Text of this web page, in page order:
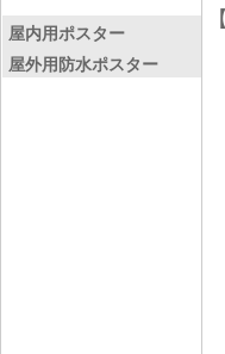
屋内用ポスター
屋外用防水ポスター